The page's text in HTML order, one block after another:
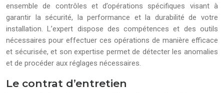
ensemble de contrôles et d’opérations spécifiques visant à
garantir la sécurité, la performance et la durabilité de votre
installation. L’expert dispose des compétences et des outils
nécessaires pour effectuer ces opérations de manière efficace
et sécurisée, et son expertise permet de détecter les anomalies
et de procéder aux réglages nécessaires.
Le contrat d’entretien